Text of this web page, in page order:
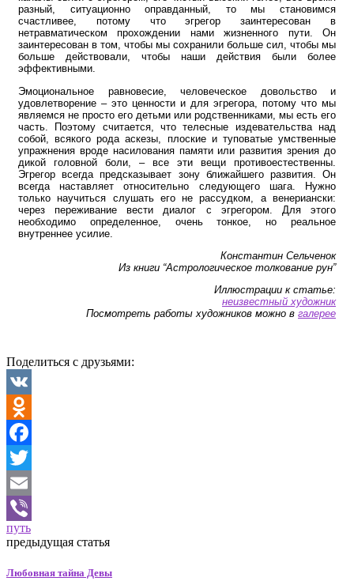
разный, ситуационно оправданный, то мы становимся
счастливее, потому что эгрегор заинтересован в
нетравматическом прохождении нами жизненного пути. Он
заинтересован в том, чтобы мы сохранили больше сил, чтобы мы
больше действовали, чтобы наши действия были более
эффективными.
Эмоциональное равновесие, человеческое довольство и
удовлетворение – это ценности и для эгрегора, потому что мы
являемся не просто его детьми или родственниками, мы есть его
часть. Поэтому считается, что телесные издевательства над
собой, всякого рода аскезы, плоские и туповатые умственные
упражнения вроде насилования памяти или развития зрения до
дикой головной боли, – все эти вещи противоестественны.
Эгрегор всегда предсказывает зону ближайшего развития. Он
всегда наставляет относительно следующего шага. Нужно
только научиться слушать его не рассудком, а венериански:
через переживание вести диалог с эгрегором. Для этого
необходимо определенное, очень тонкое, но реальное
внутреннее усилие.
Константин Сельченок
Из книги “Астрологическое толкование рун”
Иллюстрации к статье:
неизвестный художник
Посмотреть работы художников можно в галерее
Поделиться с друзьями:
VK
Odnoklassniki
Facebook
Twitter
Email
Viber
путь
предыдущая статья
Любовная тайна Девы